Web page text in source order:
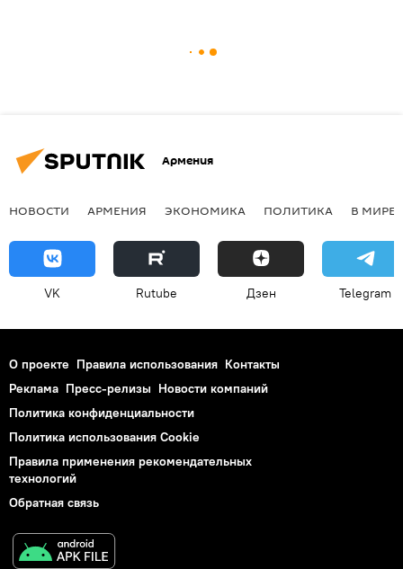
Армения
НОВОСТИ АРМЕНИЯ ЭКОНОМИКА ПОЛИТИКА В МИРЕ
VK Rutube Дзен Telegram
О проекте Правила использования Контакты
Реклама Пресс-релизы Новости компаний
Политика конфиденциальности
Политика использования Cookie
Правила применения рекомендательных
технологий
Обратная связь